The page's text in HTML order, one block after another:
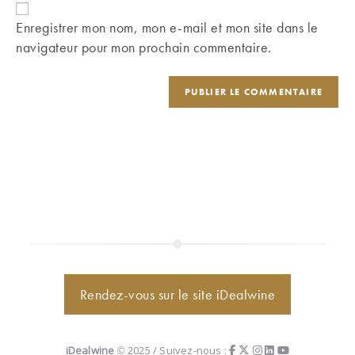
comment
votre
(facultatif)
Enregistrer mon nom, mon e-mail et mon site dans le
navigateur pour mon prochain commentaire.
Rendez-vous sur le site iDealwine
iDealwine © 2025 / Suivez-nous :